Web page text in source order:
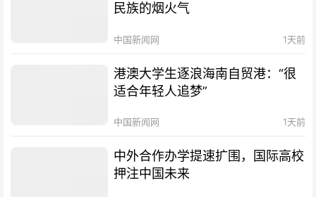
民族的烟火气
中国新闻网 1天前
港澳大学生逐浪海南自贸港：“很
适合年轻人追梦”
中国新闻网 1天前
中外合作办学提速扩围，国际高校
押注中国未来